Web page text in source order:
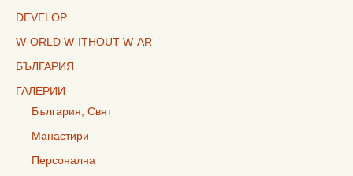
DEVELOP
W-ORLD W-ITHOUT W-AR
БЪЛГАРИЯ
ГАЛЕРИИ
България, Свят
Манастири
Персонална